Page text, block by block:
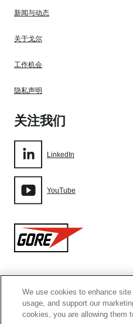
新闻与动态
关于戈尔
工作机会
隐私声明
关注我们
LinkedIn
YouTube
Gore
网站地图
We use cookies to enhance
usage, and support our
cookies, you are allowing them